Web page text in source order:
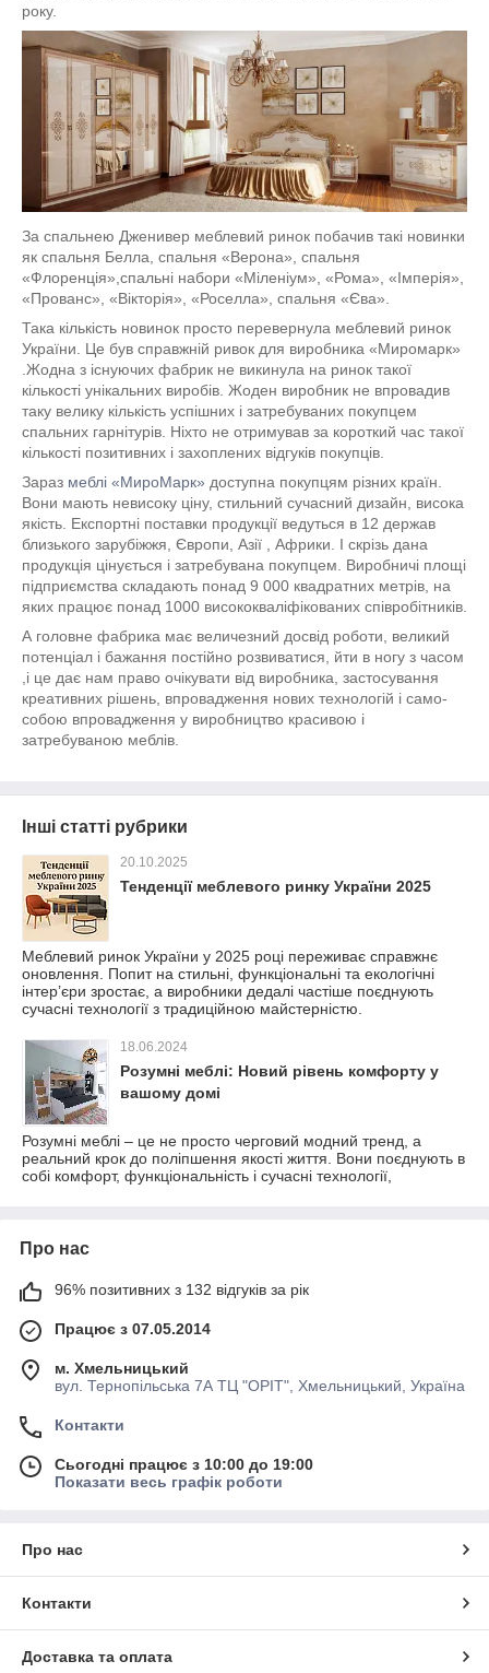
року.
За спальнею Дженивер меблевий ринок побачив такі новинки
як спальня Белла, спальня «Верона», спальня
«Флоренція»,спальні набори «Міленіум», «Рома», «Імперія»,
«Прованс», «Вікторія», «Роселла», спальня «Єва».
Така кількість новинок просто перевернула меблевий ринок
України. Це був справжній ривок для виробника «Миромарк»
.Жодна з існуючих фабрик не викинула на ринок такої
кількості унікальних виробів. Жоден виробник не впровадив
таку велику кількість успішних і затребуваних покупцем
спальних гарнітурів. Ніхто не отримував за короткий час такої
кількості позитивних і захоплених відгуків покупців.
Зараз меблі «МироМарк» доступна покупцям різних країн.
Вони мають невисоку ціну, стильний сучасний дизайн, висока
якість. Експортні поставки продукції ведуться в 12 держав
близького зарубіжжя, Європи, Азії , Африки. І скрізь дана
продукція цінується і затребувана покупцем. Виробничі площі
підприємства складають понад 9 000 квадратних метрів, на
яких працює понад 1000 висококваліфікованих співробітників.
А головне фабрика має величезний досвід роботи, великий
потенціал і бажання постійно розвиватися, йти в ногу з часом
,і це дає нам право очікувати від виробника, застосування
креативних рішень, впровадження нових технологій і само-
собою впровадження у виробництво красивою і
затребуваною меблів.
Інші статті рубрики
20.10.2025
Тенденції меблевого ринку України 2025
Меблевий ринок України у 2025 році переживає справжнє
оновлення. Попит на стильні, функціональні та екологічні
інтер’єри зростає, а виробники дедалі частіше поєднують
сучасні технології з традиційною майстерністю.
18.06.2024
Розумні меблі: Новий рівень комфорту у
вашому домі
Розумні меблі – це не просто черговий модний тренд, а
реальний крок до поліпшення якості життя. Вони поєднують в
собі комфорт, функціональність і сучасні технології,
Про нас
96% позитивних з 132 відгуків за рік
Працює з 07.05.2014
м. Хмельницький
вул. Тернопільська 7А ТЦ "ОРІТ", Хмельницький, Україна
Контакти
Сьогодні працює з 10:00 до 19:00
Показати весь графік роботи
Про нас
Контакти
Доставка та оплата